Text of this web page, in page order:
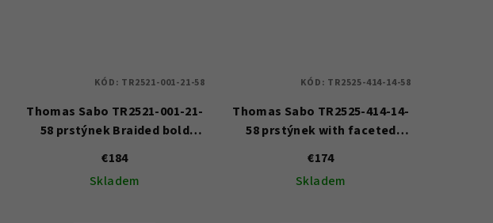
Thomas Sabo TR2521-001-21-
58 prstýnek Braided bold
€184
Skladem
KÓD: TR2521-001-21-58
Thomas Sabo TR2525-414-14-
58 prstýnek with faceted
plated
€174
Skladem
KÓD: TR2525-414-14-58